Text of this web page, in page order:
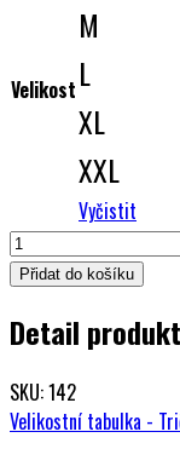
Velikost
M
L
XL
XXL
Vyčistit
Funkční
dámský
El
SE
BUSCA
Přidat do košíku
Detail
SKU: 142
Velikostní tabulka -